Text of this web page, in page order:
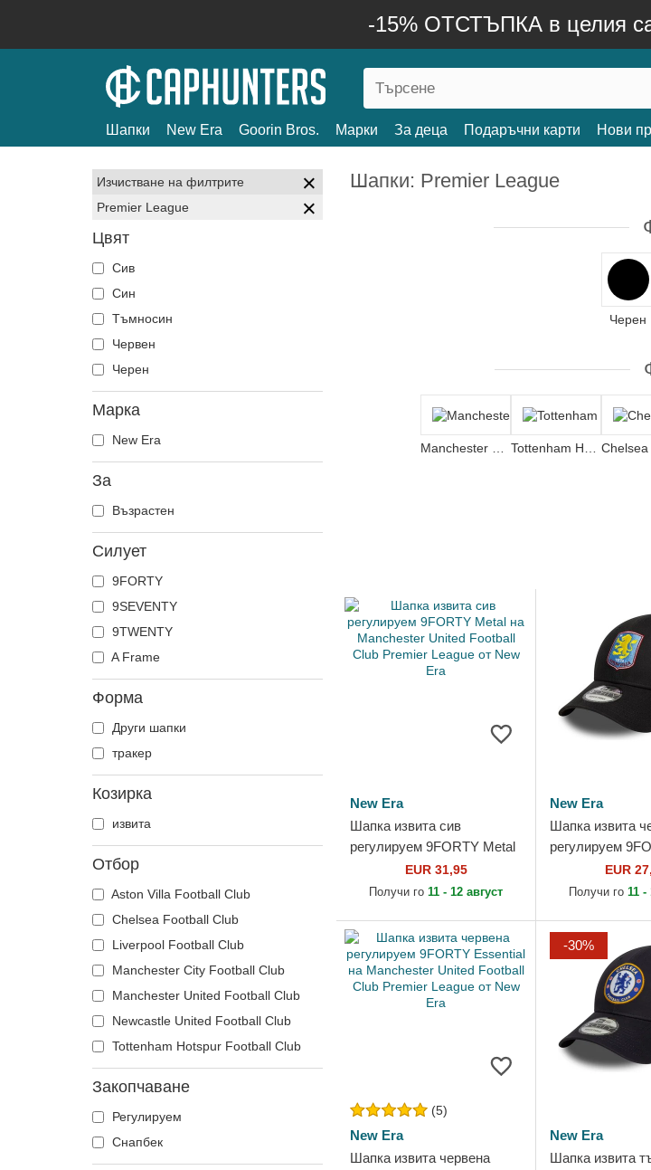
-15% ОТСТЪПКА в целия
Шапки New Era Goorin Bros. Марки За деца Подаръчни карти Нови
Изчистване на филтрите
Premier League
Цвят
Сив
Син
Тъмносин
Червен
Черен
Марка
New Era
За
Възрастен
Силует
9FORTY
9SEVENTY
9TWENTY
A Frame
Форма
Други шапки
тракер
Козирка
извита
Отбор
Aston Villa Football Club
Chelsea Football Club
Liverpool Football Club
Manchester City Football Club
Manchester United Football Club
Newcastle United Football Club
Tottenham Hotspur Football Club
Закопчаване
Регулируем
Снапбек
Шапки: Premier League
Черен
Manchester United Football Club Tottenham Hotspur Football Club
New Era
Шапка извита сив
регулируем 9FORTY Metal
на Manchester United
Football Club Premier
EUR 31,95
Получи го11 - 12 август
New Era
Шапка извита
регулируем
на Aston Villa
Premier League
EUR
Получи го11 -
(5)
New Era
Шапка извита червена
-30%
New Era
Шапка извита